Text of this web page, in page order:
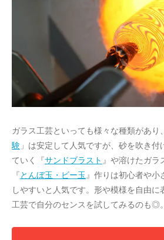
ガラス工芸といっても様々な種類があり
験 」は安定して人気ですが、砂を吹き付
ていく『サンドブラスト 』や溶けたガラ
『とんぼ玉・ビー玉 』作りは初心者や
しやすいと人気です。形や模様を自由に
工芸で自分のセンスを試してみるのも◎。